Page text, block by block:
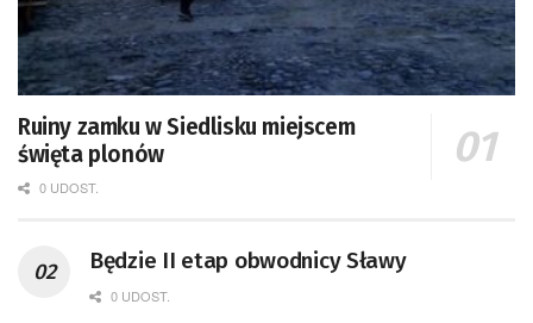
Ruiny zamku w Siedlisku miejscem
święta plonów
0 UDOST.
Będzie II etap obwodnicy Sławy
0 UDOST.